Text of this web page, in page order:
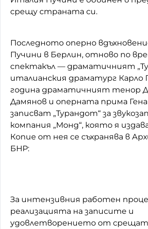
срещу страната си.
Последното оперно
Пучини в Берлин, отново по
спектакъл — драматичният
италианския драматург Карло
година драматичният тенор
Дамянов и оперната прима
записват „Турандот“ за
компания „Монд“, която я
Копие от нея се съхранява в
БНР:
За интензивния работен
реализацията на записите и
удовлетворението от